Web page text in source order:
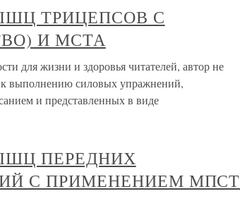
ТРИЦЕПСОВ С
И МСТА
для жизни и здоровья читателей, автор не
к выполнению силовых упражнений,
и представленных в виде
ПЕРЕДНИХ
С ПРИМЕНЕНИЕМ МПСТ